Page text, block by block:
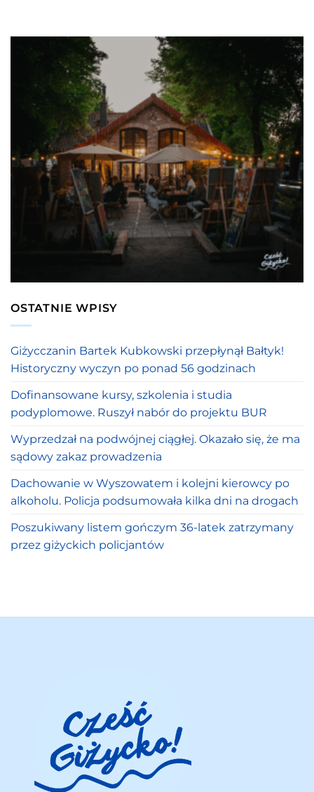
OSTATNIE WPISY
Giżycczanin Bartek Kubkowski przepłynął Bałtyk!
Historyczny wyczyn po ponad 56 godzinach
Dofinansowane kursy, szkolenia i studia
podyplomowe. Ruszył nabór do projektu BUR
Wyprzedzał na podwójnej ciągłej. Okazało się, że ma
sądowy zakaz prowadzenia
Dachowanie w Wyszowatem i kolejni kierowcy po
alkoholu. Policja podsumowała kilka dni na drogach
Poszukiwany listem gończym 36-latek zatrzymany
przez giżyckich policjantów